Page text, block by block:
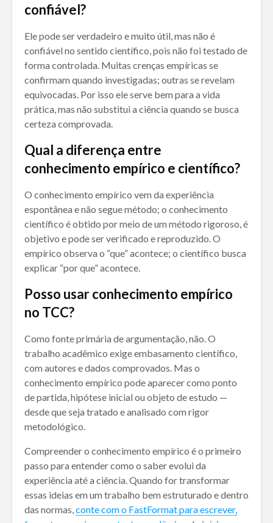
confiável?
Ele pode ser verdadeiro e muito útil, mas não é
confiável no sentido científico, pois não foi testado de
forma controlada. Muitas crenças empíricas se
confirmam quando investigadas; outras se revelam
equivocadas. Por isso ele serve bem para a vida
prática, mas não substitui a ciência quando se busca
certeza comprovada.
Qual a diferença entre
conhecimento empírico e científico?
O conhecimento empírico vem da experiência
espontânea e não segue método; o conhecimento
científico é obtido por meio de um método rigoroso, é
objetivo e pode ser verificado e reproduzido. O
empírico observa o “que” acontece; o científico busca
explicar “por que” acontece.
Posso usar conhecimento empírico
no TCC?
Como fonte primária de argumentação, não. O
trabalho acadêmico exige embasamento científico,
com autores e dados comprovados. Mas o
conhecimento empírico pode aparecer como ponto
de partida, hipótese inicial ou objeto de estudo —
desde que seja tratado e analisado com rigor
metodológico.
Compreender o conhecimento empírico é o primeiro
passo para entender como o saber evolui da
experiência até a ciência. Quando for transformar
essas ideias em um trabalho bem estruturado e dentro
das normas,conte com o FastFormat para escrever,